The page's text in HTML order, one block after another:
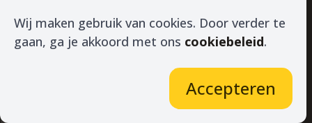
Certificaten
Wij maken gebruik van cookies. Door verder te
gaan, ga je akkoord met ons cookiebeleid.
Accepteren